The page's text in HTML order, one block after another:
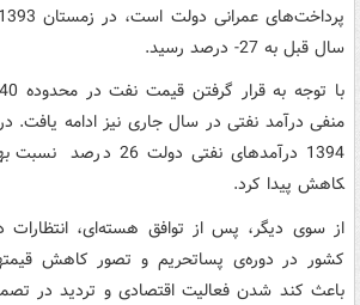
سال قبل به 27- درصد رسید.
کاهش پیدا کرد.
از سوی دیگر،‌ پس از توافق هسته‌ای، انتظارات
کشور در دوره‌ی پساتحریم و تصور کاهش
باعث کند شدن فعالیت اقتصادی و تردید در